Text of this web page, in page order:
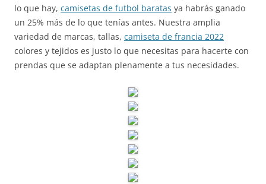
lo que hay, camisetas de futbol baratas ya habrás ganado
un 25% más de lo que tenías antes. Nuestra amplia
variedad de marcas, tallas, camiseta de francia 2022
colores y tejidos es justo lo que necesitas para hacerte con
prendas que se adaptan plenamente a tus necesidades.